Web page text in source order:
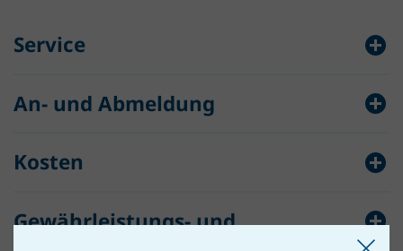
Service
An- und Abmeldung
Kosten
Gewährleistungs- und